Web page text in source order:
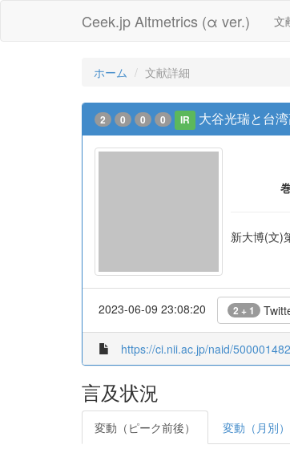
Ceek.jp Altmetrics (α ver.) 文
ホーム 文献詳細
2 0 0 0 IR 大谷光瑞と台
新大博(文)
2023-06-09 23:08:20 2 + 1
https://ci.nii.ac.jp/naid/
言及状況
変動（ピーク前後） 変動（月別）